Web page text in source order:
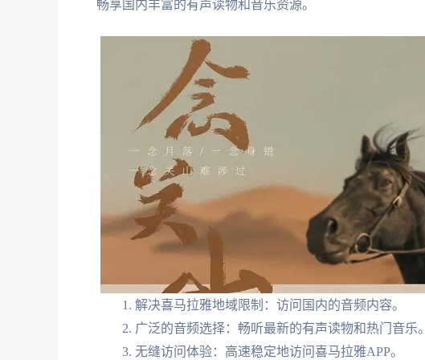
畅享国内丰富的有声读物和音乐资源。
解决喜马拉雅地域限制：访问国内的音频内容。
广泛的音频选择：畅听最新的有声读物和热门音乐。
无缝访问体验：高速稳定地访问喜马拉雅APP。